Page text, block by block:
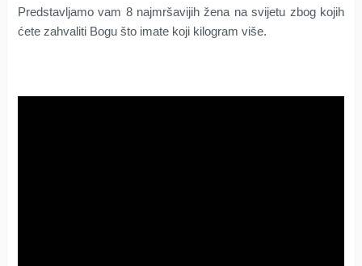
Predstavljamo vam 8 najmršavijih žena na svijetu zbog kojih
ćete zahvaliti Bogu što imate koji kilogram više.